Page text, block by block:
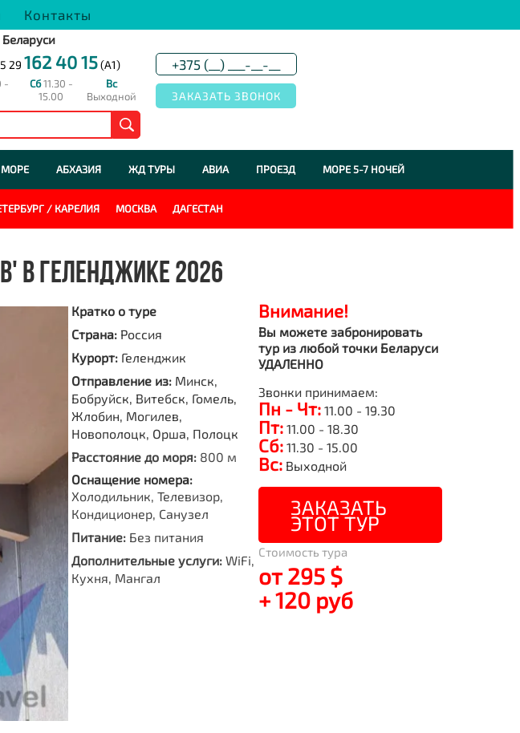
Контакты
29 162 40 15(A1)
-
Сб11.30 -
15.00
Вс
Выходной
МОРЕ АБХАЗИЯ ЖД ТУРЫ АВИА ПРОЕЗД МОРЕ 5-7 НОЧЕЙ
/ КАРЕЛИЯ МОСКВА ДАГЕСТАН
В ГЕЛЕНДЖИКЕ 2026
Кратко о туре
Страна: Россия
Курорт: Геленджик
Отправление из: Минск,
Бобруйск, Витебск, Гомель,
Жлобин, Могилев,
Новополоцк, Орша, Полоцк
Расстояние до моря:800 м
Оснащение номера:
Холодильник, Телевизор,
Кондиционер, Санузел
Питание:Без питания
Дополнительные услуги:WiFi,
Кухня, Мангал
Внимание!
Вы можете забронировать
тур из любой точки Беларуси
УДАЛЕННО
Звонки принимаем:
Пн - Чт:11.00 - 19.30
Пт:11.00 - 18.30
Сб:11.30 - 15.00
Вс:Выходной
ЗАКАЗАТЬ
ЭТОТ ТУР
Стоимость тура
от 295 $
+ 120 руб